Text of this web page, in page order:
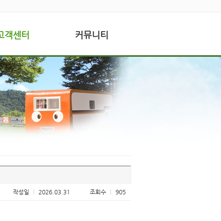
객센터 커뮤니티
작성일 2026.03.31 조회수 905